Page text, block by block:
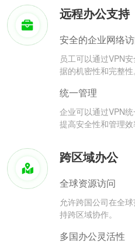
远程办公支持
安全的企业网络
员工可以通过VPN
据的机密性和完整性
统一管理
企业可以通过VPN
提高安全性和管理效
跨区域办公
全球资源访问
允许跨国公司在全
持跨区域协作。
多国办公灵活性